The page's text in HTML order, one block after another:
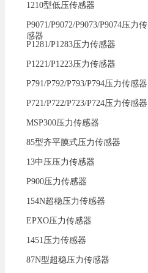
1210型低压传感器
P9071/P9072/P9073/P9074压力传
感器
P1281/P1283压力传感器
P1221/P1223压力传感器
P791/P792/P793/P794压力传感器
P721/P722/P723/P724压力传感器
MSP300压力传感器
85型齐平膜式压力传感器
13中压压力传感器
P900压力传感器
154N超稳压力传感器
EPXO压力传感器
1451压力传感器
87N型超稳压力传感器